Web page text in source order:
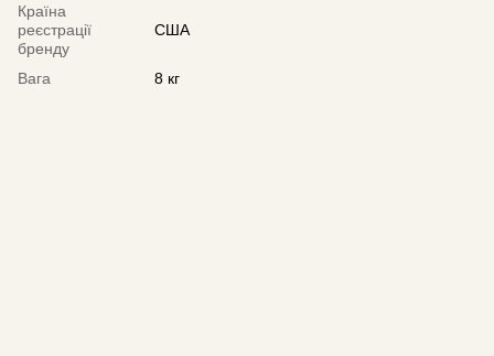
Країна
реєстрації
бренду
США
Вага 8 кг